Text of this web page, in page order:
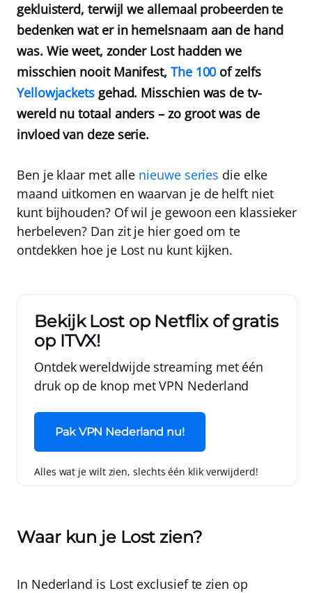
gekluisterd, terwijl we allemaal probeerden te
bedenken wat er in hemelsnaam aan de hand
was. Wie weet, zonder Lost hadden we
misschien nooit Manifest, The 100of zelfs
Yellowjacketsgehad. Misschien was de tv-
wereld nu totaal anders – zo groot was de
invloed van deze serie.
Ben je klaar met alle nieuwe series die elke
maand uitkomen en waarvan je de helft niet
kunt bijhouden? Of wil je gewoon een klassieker
herbeleven? Dan zit je hier goed om te
ontdekken hoe je Lost nu kunt kijken.
Bekijk Lost op Netflix of gratis
op ITVX!
Ontdek wereldwijde streaming met één
druk op de knop metVPN Nederland
Pak VPN Nederland nu!
Alles wat je wilt zien, slechts één klik verwijderd!
Waar kun je Lost zien?
In Nederland is Lost exclusief te zien op